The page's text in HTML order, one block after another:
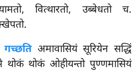
वित्थारतो, उब्बेधतो च.
अमावासियं सूरियेन सद्धिं
थोकं थोकं ओहीयन्तो पुण्णमासियं